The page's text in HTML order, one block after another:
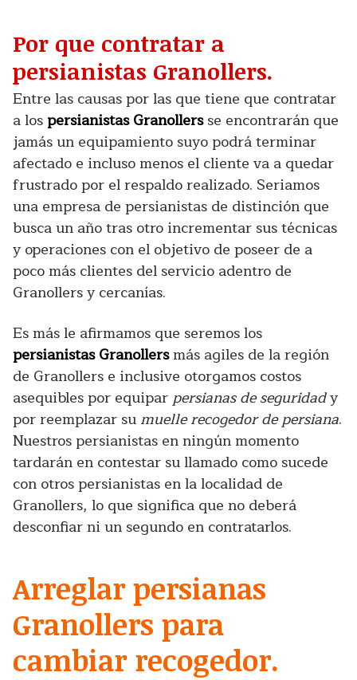
Por que contratar a
persianistas Granollers.
Entre las causas por las que tiene que contratar
a lospersianistas Granollersse encontrarán que
jamás un equipamiento suyo podrá terminar
afectado e incluso menos el cliente va a quedar
frustrado por el respaldo realizado. Seriamos
una empresa de persianistas de distinción que
busca un año tras otro incrementar sus técnicas
y operaciones con el objetivo de poseer de a
poco más clientes del servicio adentro de
Granollers y cercanías.
Es más le afirmamos que seremos los
persianistas Granollersmás agiles de la región
de Granollers e inclusive otorgamos costos
asequibles por equipar persianas de seguridady
por reemplazar su muelle recogedor de persiana.
Nuestros persianistas en ningún momento
tardarán en contestar su llamado como sucede
con otros persianistas en la localidad de
Granollers, lo que significa que no deberá
desconfiar ni un segundo en contratarlos.
Arreglar persianas
Granollers para
cambiar recogedor.